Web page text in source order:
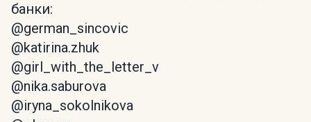
банки:
@german_sincovic
@katirina.zhuk
@girl_with_the_letter_v
@nika.saburova
@iryna_sokolnikova